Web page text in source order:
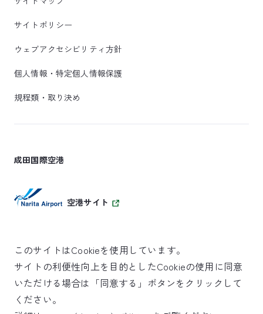
サイトポリシー
ウェブアクセシビリティ方針
個人情報・特定個人情報保護
規程類・取り決め
成田国際空港
空港サイト
SKYTRAX
5スターエアポート
このサイトはCookieを使用しています。
サイトの利便性向上を目的としたCookieの使用に同意
いただける場合は「同意する」ボタンをクリックして
ください。